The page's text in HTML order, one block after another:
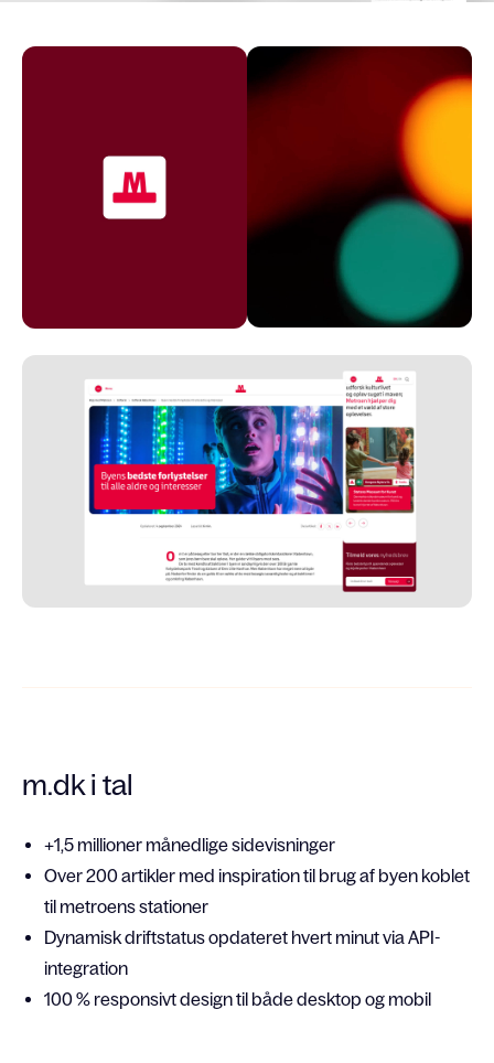
m.dk i tal
+1,5 millioner månedlige sidevisninger
Over 200 artikler med inspiration til brug af byen koblet
til metroens stationer
Dynamisk driftstatus opdateret hvert minut via API-
integration
100 % responsivt design til både desktop og mobil